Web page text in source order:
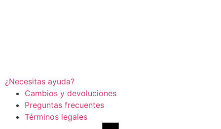
¿Necesitas ayuda?
Cambios y devoluciones
Preguntas frecuentes
Términos legales